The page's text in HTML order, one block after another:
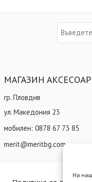
На
МАГАЗИН
гр. Пловдив
ул. Македония 23
мобилен: 0878 67 73 85
merit@meritbg.com